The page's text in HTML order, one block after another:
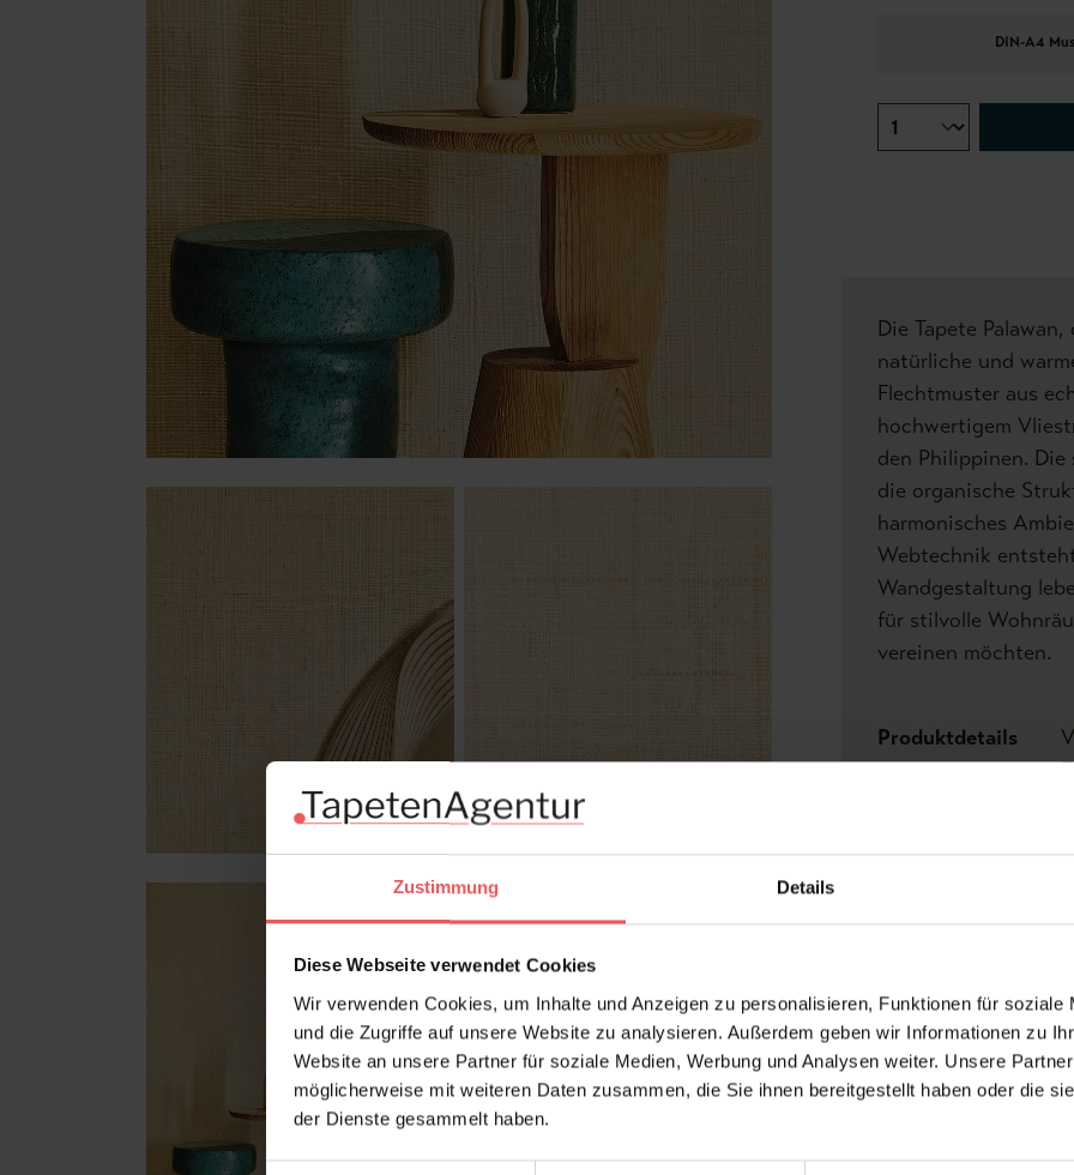
Zustimmung Details
Diese Webseite verwendet Cookies
Wir verwenden Cookies, um Inhalte und Anzeigen zu personalisieren, Funktionen für soziale
und die Zugriffe auf unsere Website zu analysieren. Außerdem geben wir Informationen zu
Website an unsere Partner für soziale Medien, Werbung und Analysen weiter. Unsere
möglicherweise mit weiteren Daten zusammen, die Sie ihnen bereitgestellt haben oder die
der Dienste gesammelt haben.
DIN-A4
Die Tapete
natürliche und
Flechtmuster aus
hochwertigem
den Philippinen.
die organische
harmonisches
Webtechnik
Wandgestaltung
für stilvolle
vereinen möchten.
Produktdetails
Abmessungen:
Design:
Farbton:
Kollektion: